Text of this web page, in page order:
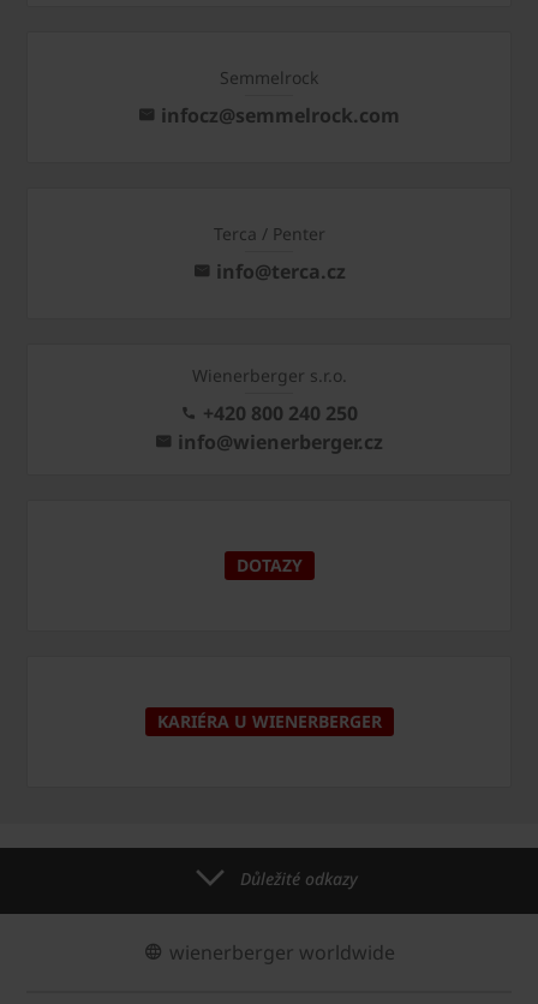
Semmelrock
infocz@semmelrock.com
Terca / Penter
info@terca.cz
Wienerberger s.r.o.
+420 800 240 250
info@wienerberger.cz
DOTAZY
KARIÉRA U WIENERBERGER
Důležité odkazy
wienerberger worldwide